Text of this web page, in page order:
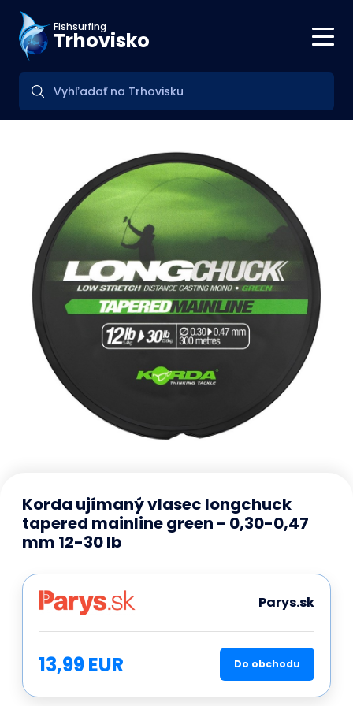
Fishsurfing
Trhovisko
Korda ujímaný vlasec longchuck
tapered mainline green - 0,30-0,47
mm 12-30 lb
Parys.sk
13,99 EUR Do obchodu